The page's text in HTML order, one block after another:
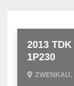
2013
1P230
ZWENKAU,